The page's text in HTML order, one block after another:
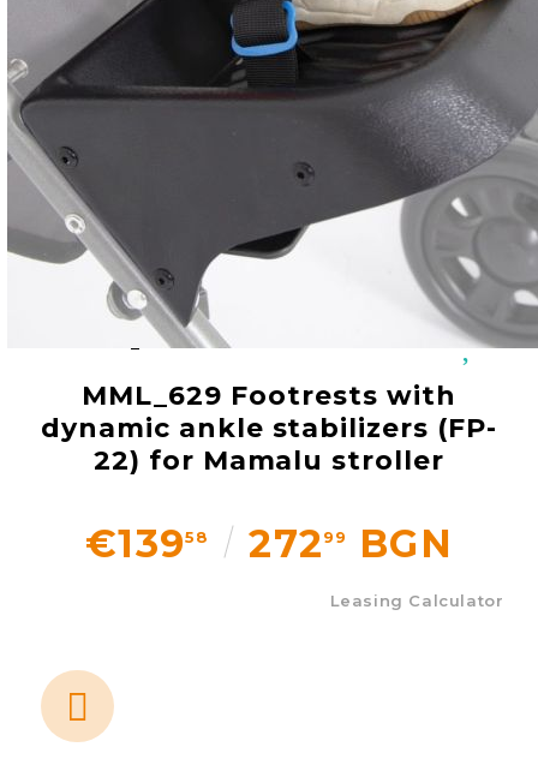
Contact Us
About Us
EN
EN
Login Register
MML_162
MML_629 Footrests with
dynamic ankle stabilizers (FP-
22) for Mamalu stroller
€13958 27299 BGN
Leasing Calculator